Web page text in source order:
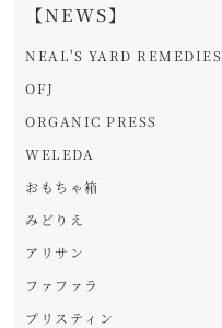
【NEWS】
NEAL'S YARD REMEDIES
OFJ
ORGANIC PRESS
WELEDA
おもちゃ箱
みどりえ
アリサン
ファファラ
プリスティン